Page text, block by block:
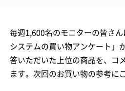
毎週1,600名のモニターの皆さ
システムの買い物アンケート」
答いただいた上位の商品を、コ
ます。次回のお買い物の参考に